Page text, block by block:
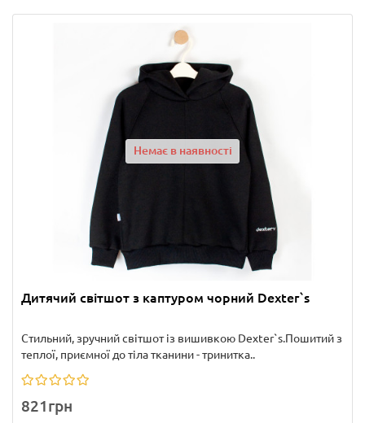
Немає в наявності
Дитячий світшот з каптуром чорний Dexter`s
Стильний, зручний світшот із вишивкою Dexter`s.Пошитий з
теплої, приємної до тіла тканини - тринитка..
821грн